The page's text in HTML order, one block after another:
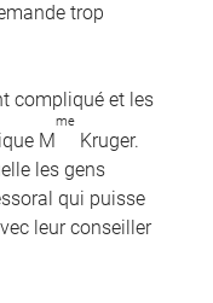
trop
compliqué et les
M
me
Kruger.
les gens
qui puisse
leur conseiller